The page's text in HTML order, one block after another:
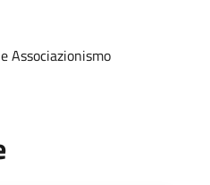
Associazionismo